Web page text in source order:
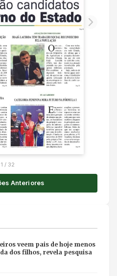
1 / 32
Anteriores
veem pais de hoje menos
dos filhos, revela pesquisa